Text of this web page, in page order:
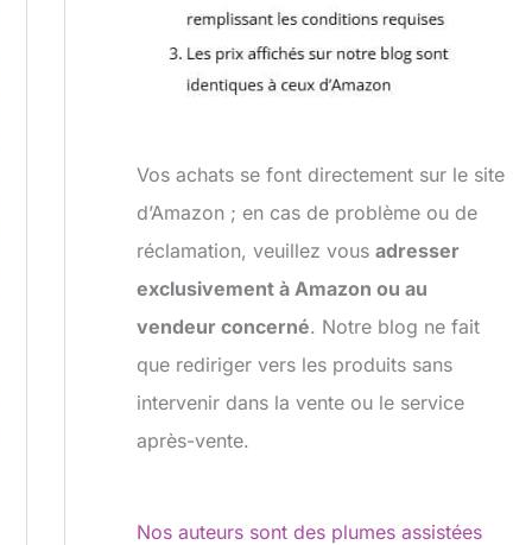
Vos achats se font directement sur le site
d’Amazon ; en cas de problème ou de
réclamation, veuillez vousadresser
exclusivement à Amazon ou au
vendeur concerné. Notre blog ne fait
que rediriger vers les produits sans
intervenir dans la vente ou le service
après-vente.
Nos auteurs sont des plumes assistées